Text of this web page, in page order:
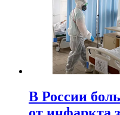
В России